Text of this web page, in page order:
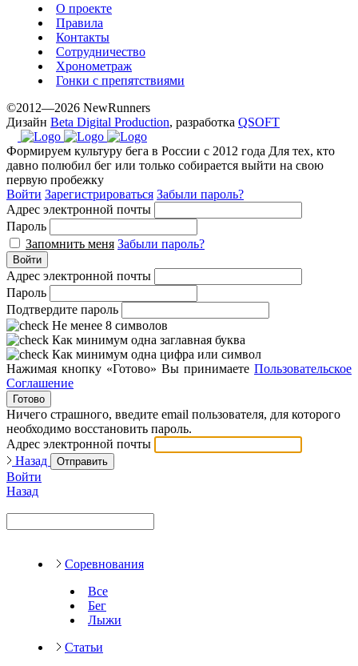
prices.
О проекте
Правила
Контакты
Сотрудничество
Хронометраж
Гонки с препятствиями
©2012—2026 NewRunners
Дизайн Beta Digital Production, разработка QSOFT
Формируем культуру бега в России с 2012 года Для тех, кто
давно полюбил бег или только собирается выйти на свою
первую пробежку
Войти Зарегистрироваться Забыли пароль?
Адрес электронной почты
Пароль
Запомнить меня Забыли пароль?
Войти
Адрес электронной почты
Пароль
Подтвердите пароль
Не менее 8 символов
Как минимум одна заглавная буква
Как минимум одна цифра или символ
Нажимая кнопку «Готово» Вы принимаете Пользовательское
Соглашение
Готово
Ничего страшного, введите email пользователя, для которого
необходимо восстановить пароль.
Адрес электронной почты
Назад
Отправить
Войти
Назад
Соревнования
Все
Бег
Лыжи
Статьи